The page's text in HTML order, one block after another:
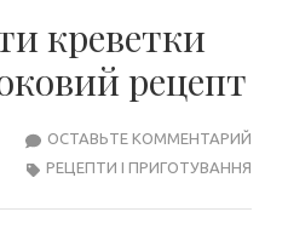
креветки
рецепт
ОСТАВЬТЕ КОММЕНТАРИЙ
РЕЦЕПТИ І ПРИГОТУВАННЯ